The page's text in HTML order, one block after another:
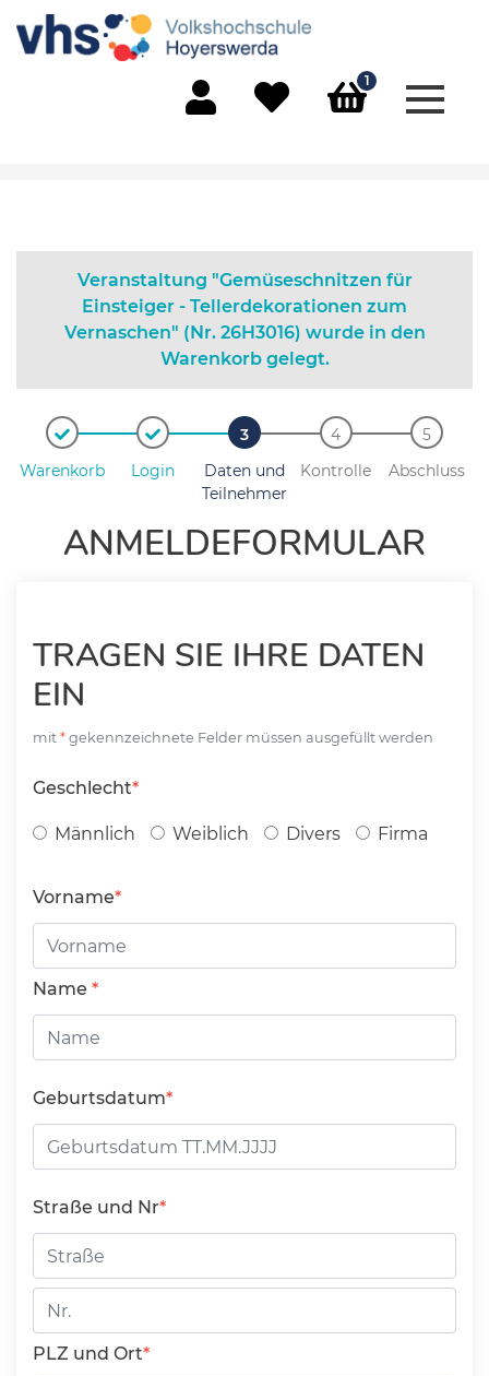
1
Veranstaltung "Gemüseschnitzen für
Einsteiger - Tellerdekorationen zum
Vernaschen" (Nr. 26H3016) wurde in den
Warenkorb gelegt.
Warenkorb Login
Daten und
Teilnehmer
Kontrolle Abschluss
ANMELDEFORMULAR
TRAGEN SIE IHRE DATEN
EIN
mit gekennzeichnete Felder müssen ausgefüllt werden
Geschlecht
Männlich Weiblich Divers Firma
Vorname
Name
Geburtsdatum
Straße und Nr
Straße
Hausnummer
PLZ und Ort